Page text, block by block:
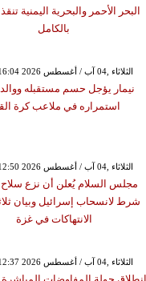
البحر الأحمر والبحرية اليمنية
بالكامل
GMT 16:04 2026 الثلاثاء ,04 آب / أغسطس
نيمار يؤجل حسم مستقبله
استمراره في ملاعب كرة
GMT 12:50 2026 الثلاثاء ,04 آب / أغسطس
مجلس السلام يُعلن أن نزع
شرط لانسحاب إسرائيل وبيان
الانتهاكات في غزة
GMT 12:37 2026 الثلاثاء ,04 آب / أغسطس